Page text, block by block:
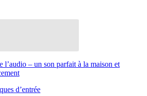
l’audio – un son parfait à la maison et
d’entrée